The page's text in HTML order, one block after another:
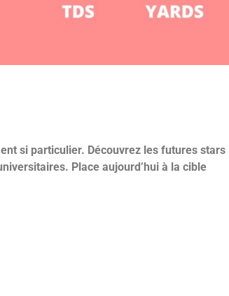
si particulier. Découvrez les futures stars
Place aujourd’hui à la cible